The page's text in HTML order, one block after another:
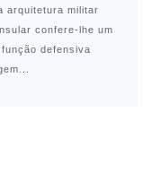
arquitetura militar
confere-lhe um
defensiva